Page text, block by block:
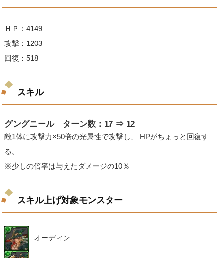
ＨＰ：4149
攻撃：1203
回復：518
スキル
グングニール ターン数：17 ⇒ 12
敵1体に攻撃力×50倍の光属性で攻撃し、 HPがちょっと回復す
る。
※少しの倍率は与えたダメージの10％
スキル上げ対象モンスター
オーディン